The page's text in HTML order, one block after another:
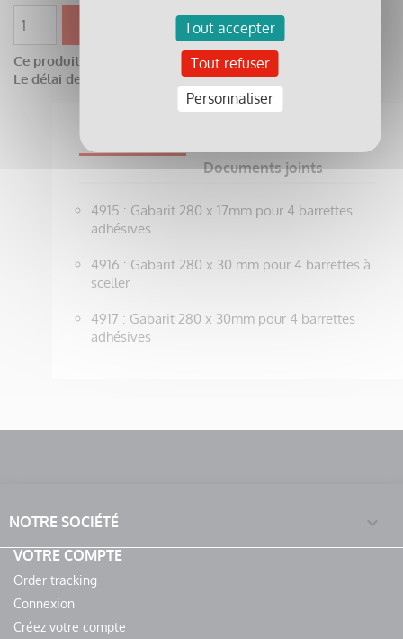
AJOUTER AU PANIER
Ce produit n'est pas disponible sur stock.
Le délai de livraison sera d'environ 3 semaines.
Documents joints
4915 : Gabarit 280 x 17mm pour 4 barrettes
adhésives
4916 : Gabarit 280 x 30 mm pour 4 barrettes à
sceller
4917 : Gabarit 280 x 30mm pour 4 barrettes
adhésives
NOTRE SOCIÉTÉ 
VOTRE COMPTE
Order tracking
Connexion
Créez votre compte
Tout accepter
Tout refuser
Personnaliser